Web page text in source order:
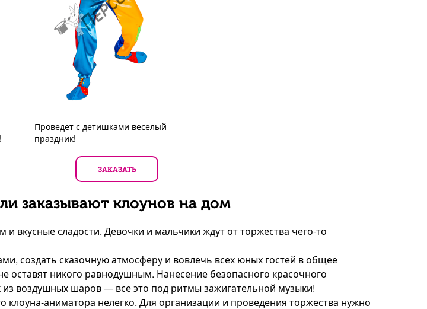
Проведет с детишками веселый
праздник!
ЗАКАЗАТЬ
заказывают клоунов на дом
вкусные сладости. Девочки и мальчики ждут от торжества чего-то
создать сказочную атмосферу и вовлечь всех юных гостей в общее
оставят никого равнодушным. Нанесение безопасного красочного
воздушных шаров — все это под ритмы зажигательной музыки!
аниматора нелегко. Для организации и проведения торжества нужно